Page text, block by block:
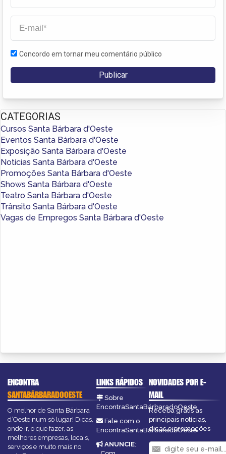
Concordo em tornar meu comentário público
CATEGORIAS
Cursos Santa Bárbara d'Oeste
Eventos Santa Bárbara d'Oeste
Exposição Santa Bárbara d'Oeste
Notícias Santa Bárbara d'Oeste
Promoções Santa Bárbara d'Oeste
Shows Santa Bárbara d'Oeste
Teatro Santa Bárbara d'Oeste
Trânsito Santa Bárbara d'Oeste
Vagas de Empregos Santa Bárbara d'Oeste
ENCONTRA
SANTABÁRBARADOOESTE
O melhor de Santa Bárbara
d’Oeste num só lugar! Dicas,
onde ir, o que fazer, as
melhores empresas, locais,
serviços e muito mais no
LINKS RÁPIDOS
Sobre
EncontraSantaBárbaradoOeste
Fale com o
EncontraSantaBárbaradoOeste
ANUNCIE:
NOVIDADES POR E-
MAIL
Receba grátis as
principais notícias,
dicas e promoções